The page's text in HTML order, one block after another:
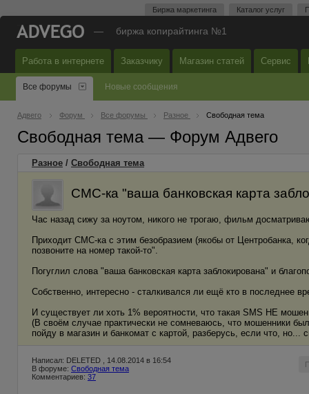
Биржа маркетинга Каталог услуг
— биржа копирайтинга №1
Работа в интернете Заказчику Магазин статей Сервис
Все форумы Новые сообщения
Адвего Форум Все форумы Разное Свободная тема
Свободная тема — Форум Адвего
Разное / Свободная тема
СМС-ка "ваша банковская карта
Час назад сижу за ноутом, никого не трогаю, фильм
Приходит СМС-ка с этим безобразием (якобы от Центробанка,
позвоните на номер такой-то".
Погуглил слова "ваша банковская карта заблокирована" и
Собственно, интересно - сталкивался ли ещё кто в последнее
И существует ли хоть 1% вероятности, что такая SMS НЕ
(В своём случае практически не сомневаюсь, что мошенники
пойду в магазин и банкомат с картой, разберусь, если что, но...
Написал: DELETED , 14.08.2014 в 16:54
В форуме: Свободная тема
Комментариев: 37